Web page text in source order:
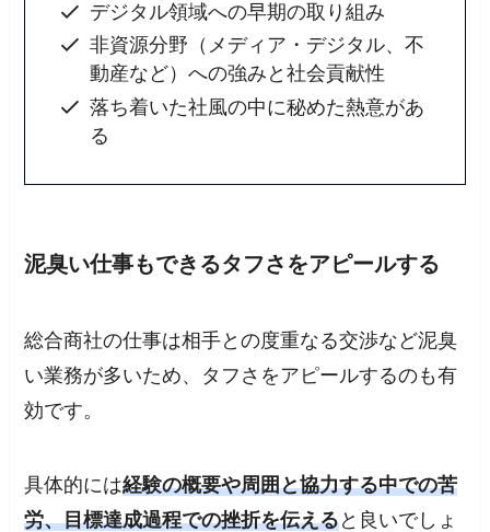
デジタル領域への早期の取り組み
非資源分野（メディア・デジタル、不
動産など）への強みと社会貢献性
落ち着いた社風の中に秘めた熱意があ
る
泥臭い仕事もできるタフさをアピールする
総合商社の仕事は相手との度重なる交渉など泥臭
い業務が多いため、タフさをアピールするのも有
効です。
具体的には経験の概要や周囲と協力する中での苦
労、目標達成過程での挫折を伝えると良いでしょ